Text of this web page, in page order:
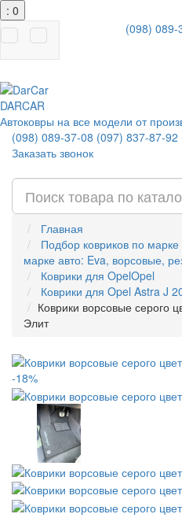
: 0
(098) 089-
DARCAR
Автоковры на все модели от
(098) 089-37-08 (097) 837-87-92
Заказать звонок
Главная
Подбор ковриков по марке
марке авто: Eva, ворсовые,
Коврики для OpelOpel
Коврики для Opel Astra J
Коврики ворсовые серого
Элит
-18%